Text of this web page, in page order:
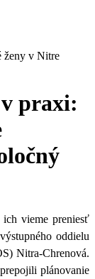
ženy v Nitre
praxi:
ich vieme preniesť
oddielu
Nitra-Chrenová.
plánovanie